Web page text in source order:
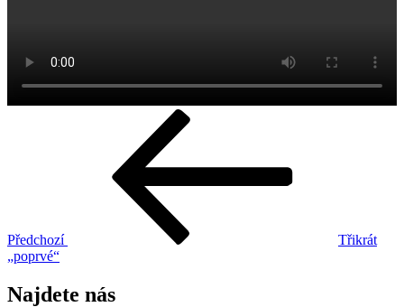
Předchozí
Třikrát
„poprvé“
Najdete nás